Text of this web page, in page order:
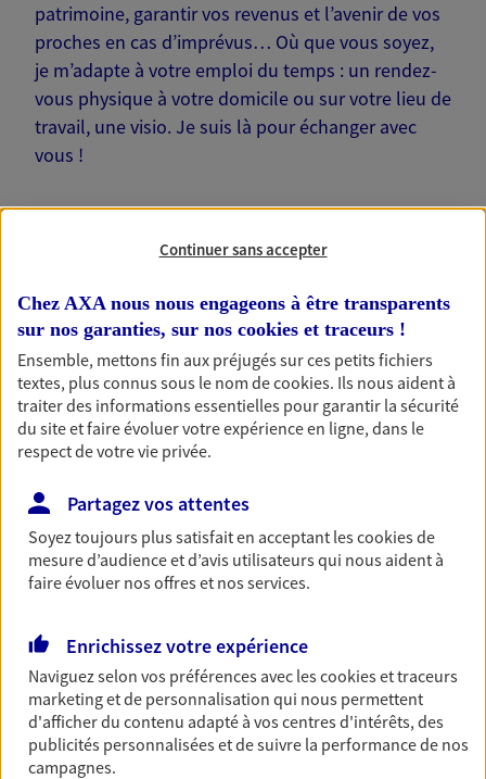
patrimoine, garantir vos revenus et l’avenir de vos
proches en cas d’imprévus… Où que vous soyez,
je m’adapte à votre emploi du temps : un rendez-
vous physique à votre domicile ou sur votre lieu de
travail, une visio. Je suis là pour échanger avec
vous !
Nos offres phares
Épargne
Réalisez vos projets grâce à votre épargne : achat
immobilier, études des enfants ou voyage autour
du monde… Épargnez à votre rythme et
simplement, selon votre profil.
Découvrir les offres Épargne
Préparez sereinement ce nouveau chapitre de
votre vie avec les conseils d'un expert. Découvrez
notre solution PER (Plan Epargne Retraite)
spécialement conçue pour la retraite.
Découvrir l'offre Retraite
Continuer sans accepter
Chez AXA nous nous engageons à être transparents
sur nos garanties, sur nos cookies et traceurs !
Ensemble, mettons fin aux préjugés sur ces petits fichiers
textes, plus connus sous le nom decookies. Ils nous aident à
traiter des informations essentielles pour garantir la sécurité
du site et faire évoluer votre expérience en ligne, dans le
respect de votre vie privée.
Partagez vos attentes
Soyez toujours plus satisfait en acceptant lescookiesde
mesure d’audience et d’avis utilisateurs qui nous aident à
faire évoluer nos offres et nos services.
Enrichissez votre expérience
Naviguez selon vos préférences avec lescookies et traceurs
marketing et de personnalisation qui nous permettent
d'afficher du contenu adapté à vos centres d'intérêts, des
publicités personnalisées et de suivre la performance de nos
campagnes.